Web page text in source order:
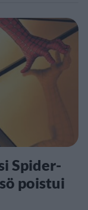
Spider-
poistui